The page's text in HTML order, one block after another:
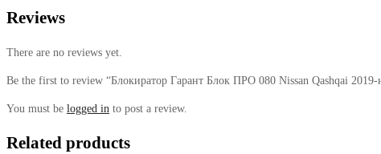
Reviews
There are no reviews yet.
Be the first to review “Блокиратор Гарант Блок ПРО 080 Nissan Qashqai 2019-
You must be logged in to post a review.
Related products